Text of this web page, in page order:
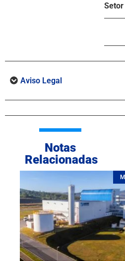
Aviso Legal
Notas
Relacionadas